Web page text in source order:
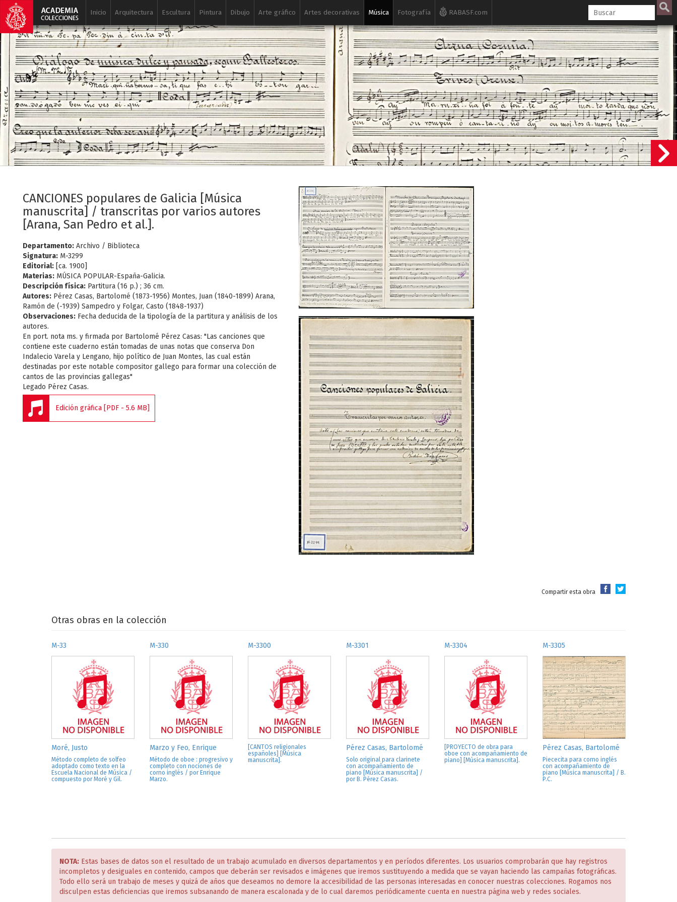
Inicio Arquitectura Escultura Pintura Dibujo Arte gráfico Artes decorativas Música Fotografía RABASF.com
CANCIONES populares de Galicia [Música
manuscrita] / transcritas por varios autores
[Arana, San Pedro et al.].
Departamento: Archivo / Biblioteca
Signatura: M-3299
Editorial: [ca. 1900]
Materias: MÚSICA POPULAR-España-Galicia.
Descripción física: Partitura (16 p.) ; 36 cm.
Autores: Pérez Casas, Bartolomé (1873-1956) Montes, Juan (1840-1899) Arana,
Ramón de (-1939) Sampedro y Folgar, Casto (1848-1937)
Observaciones: Fecha deducida de la tipología de la partitura y análisis de los
autores.
En port. nota ms. y firmada por Bartolomé Pérez Casas: "Las canciones que
contiene este cuaderno están tomadas de unas notas que conserva Don
Indalecio Varela y Lengano, hijo político de Juan Montes, las cual están
destinadas por este notable compositor gallego para formar una colección de
cantos de las provincias gallegas"
Legado Pérez Casas.
Edición gráfica [PDF - 5.6 MB]
Compartir esta obra
Otras obras en la colección
M-33
Moré, Justo
Método completo de solfeo
adoptado como texto en la
Escuela Nacional de Música /
compuesto por Moré y Gil.
M-330
Marzo y Feo, Enrique
Método de oboe : progresivo y
completo con nociones de
corno inglés / por Enrique
Marzo.
M-3300
[CANTOS religionales
españoles] [Música
manuscrita].
M-3301
Pérez Casas, Bartolomé
Solo original para clarinete
con acompañamiento de
piano [Música manuscrita] /
por B. Pérez Casas.
M-3304
[PROYECTO de obra para
oboe con acompañamiento de
piano] [Música manuscrita].
M-3305
Pérez Casas, Bartolomé
Piececita para corno inglés
con acompañamiento de
piano [Música manuscrita] / B.
P.C.
NOTA: Estas bases de datos son el resultado de un trabajo acumulado en diversos departamentos y en períodos diferentes. Los usuarios comprobarán que hay registros
incompletos y desiguales en contenido, campos que deberán ser revisados e imágenes que iremos sustituyendo a medida que se vayan haciendo las campañas fotográficas.
Todo ello será un trabajo de meses y quizá de años que deseamos no demore la accesibilidad de las personas interesadas en conocer nuestras colecciones. Rogamos nos
disculpen estas deficiencias que iremos subsanando de manera escalonada y de lo cual daremos periódicamente cuenta en nuestra página web y redes sociales.